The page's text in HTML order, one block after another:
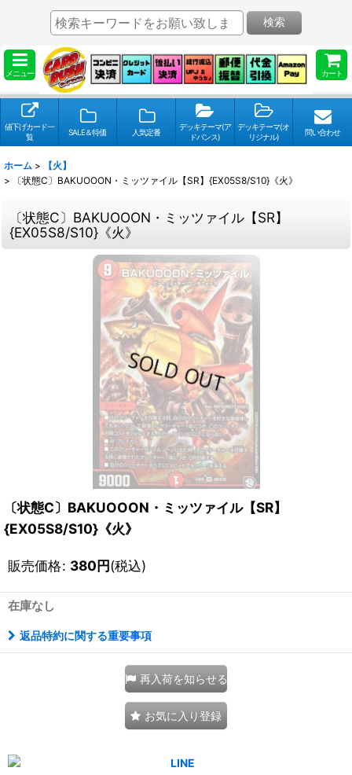
メニュー カート
検索
値下げカード一
覧
SALE＆特価 人気定番
デッキテーマ(ア
ドバンス)
デッキテーマ(オ
リジナル)
問い合わせ
ホーム >
【火】
>
〔状態C〕BAKUOOON・ミッツァイル【SR】{EX05S8/S10}《火》
〔状態C〕BAKUOOON・ミッツァイル【SR】
{EX05S8/S10}《火》
〔状態C〕BAKUOOON・ミッツァイル【SR】
{EX05S8/S10}《火》
販売価格: 380円(税込)
在庫なし
返品特約に関する重要事項
再入荷を知らせる
お気に入り登録